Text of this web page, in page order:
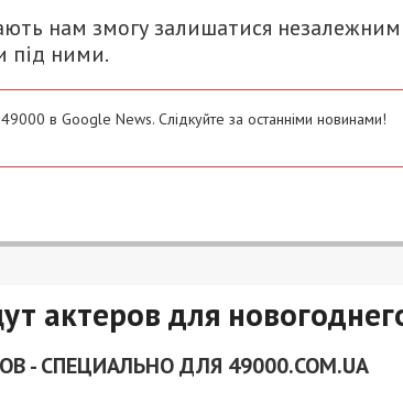
нам змогу залишатися
під ними.
в Google News. Слідкуйте за останніми новинами!
актеров для
- СПЕЦИАЛЬНО ДЛЯ 49000.COM.UA